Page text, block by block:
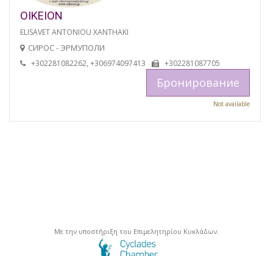
OIKEION
ELISAVET ANTONIOU XANTHAKI
СИРОС - ЭРМУПОЛИ
+302281082262, +306974097413 +302281087705
Бронирование
Not available
Με την υποστήριξη του Επιμελητηρίου Κυκλάδων.